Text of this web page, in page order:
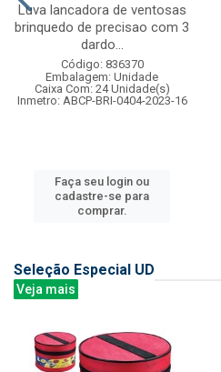
Luva lancadora de ventosas
brinquedo de precisao com 3
dardo...
Código: 836370
Embalagem: Unidade
Caixa Com: 24 Unidade(s)
Inmetro: ABCP-BRI-0404-2023-16
Faça seu login ou
cadastre-se para
comprar.
Seleção Especial UD
Veja mais